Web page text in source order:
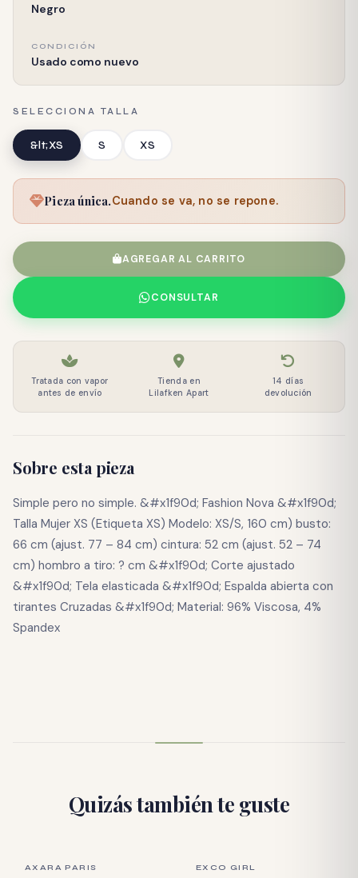
Negro
CONDICIÓN
Usado como nuevo
SELECCIONA TALLA
&lt;XS S XS
Pieza única.Cuando se va, no se repone.
AGREGAR AL CARRITO
CONSULTAR
Tratada con vapor
antes de envío
Tienda en
Lilafken Apart
14 días
devolución
Sobre esta pieza
Simple pero no simple. &#x1f90d; Fashion Nova &#x1f90d;
Talla Mujer XS (Etiqueta XS) Modelo: XS/S, 160 cm) busto:
66 cm (ajust. 77 – 84 cm) cintura: 52 cm (ajust. 52 – 74
cm) hombro a tiro: ? cm &#x1f90d; Corte ajustado
&#x1f90d; Tela elasticada &#x1f90d; Espalda abierta con
tirantes Cruzadas &#x1f90d; Material: 96% Viscosa, 4%
Spandex
Quizás también te guste
ÚLTIMA PIEZA
AXARA PARIS ÚLTIMA PIEZA
EXCO GIRL